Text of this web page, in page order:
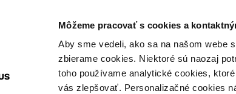
Môžeme pracovať s cookies a
Aby sme vedeli, ako sa na našom webe
zbierame cookies. Niektoré sú naozaj
toho používame analytické cookies,
vás zlepšovať. Personalizačné cookies
Poukážky Kontakt